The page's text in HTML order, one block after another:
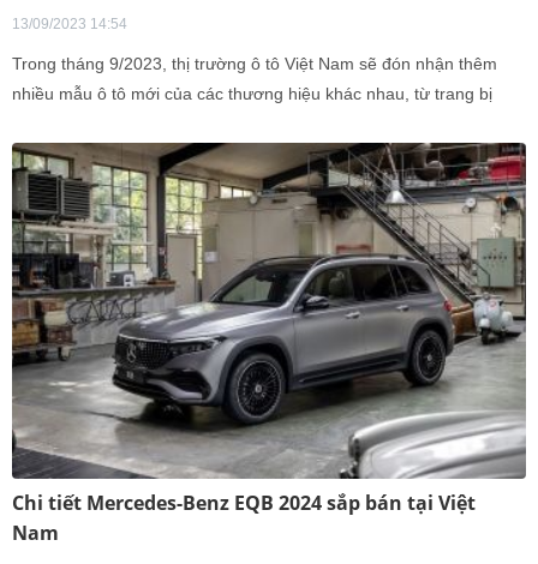
13/09/2023 14:54
Trong tháng 9/2023, thị trường ô tô Việt Nam sẽ đón nhận thêm
nhiều mẫu ô tô mới của các thương hiệu khác nhau, từ trang bị
Chi tiết Mercedes-Benz EQB 2024 sắp bán tại Việt
Nam